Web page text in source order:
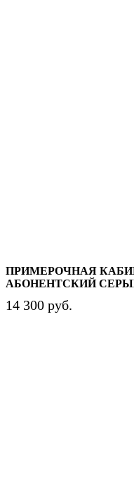
ПРИМЕРОЧНАЯ
АБОНЕНТСКИЙ
14 300 руб.